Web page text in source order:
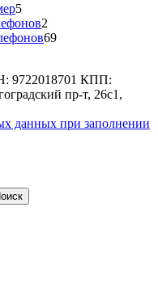
55
товаров
2
товара
6969
КПП:
пр-т, 26с1,
данных при заполнении